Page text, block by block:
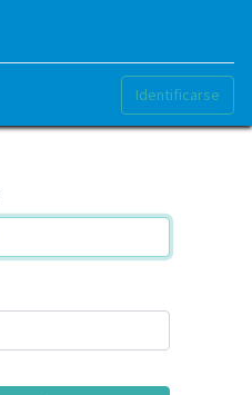
Identificarse